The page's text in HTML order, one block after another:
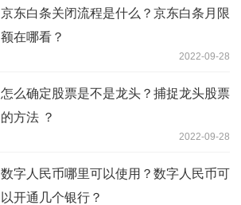
京东白条关闭流程是什么？京东白条月限
额在哪看？
2022-09-28
怎么确定股票是不是龙头？捕捉龙头股票
的方法 ？
2022-09-28
数字人民币哪里可以使用？数字人民币可
以开通几个银行？